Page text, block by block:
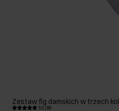
Zestaw fig damskich w trzech
5.0 (30)